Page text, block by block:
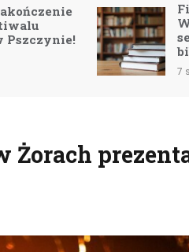
Kraina
Rodzinne
pełne przygód w
bibliotece
Żorach